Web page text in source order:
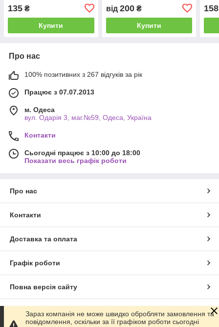
135 ₴
Купити
від 200₴
Купити
158
Про нас
100% позитивних з 267 відгуків за рік
Працює з 07.07.2013
м. Одеса
вул. Одарiя 3, маг.№59, Одеса, Україна
Контакти
Сьогодні працює з 10:00 до 18:00
Показати весь графік роботи
Про нас
Контакти
Доставка та оплата
Графік роботи
Повна версія сайту
Сайт створено на маркетплейсі Prom.ua
Зараз компанія не може швидко обробляти замовлення та
повідомлення, оскільки за її графіком роботи сьогодні